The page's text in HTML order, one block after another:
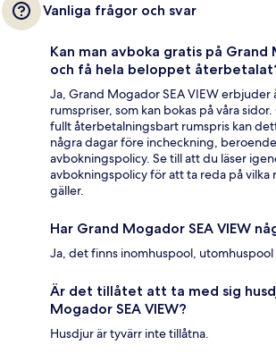
Vanliga frågor och svar
Kan man avboka gratis på Grand
och få hela beloppet
Ja, Grand Mogador SEA VIEW
rumspriser, som kan bokas på våra
fullt återbetalningsbart rumspris kan
några dagar före incheckning,
avbokningspolicy. Se till att du läser
avbokningspolicy för att ta reda på vilka
gäller.
Har Grand Mogador SEA VIEW
Ja, det finns inomhuspool,
Är det tillåtet att ta med sig
Mogador SEA VIEW?
Husdjur är tyvärr inte tillåtna.